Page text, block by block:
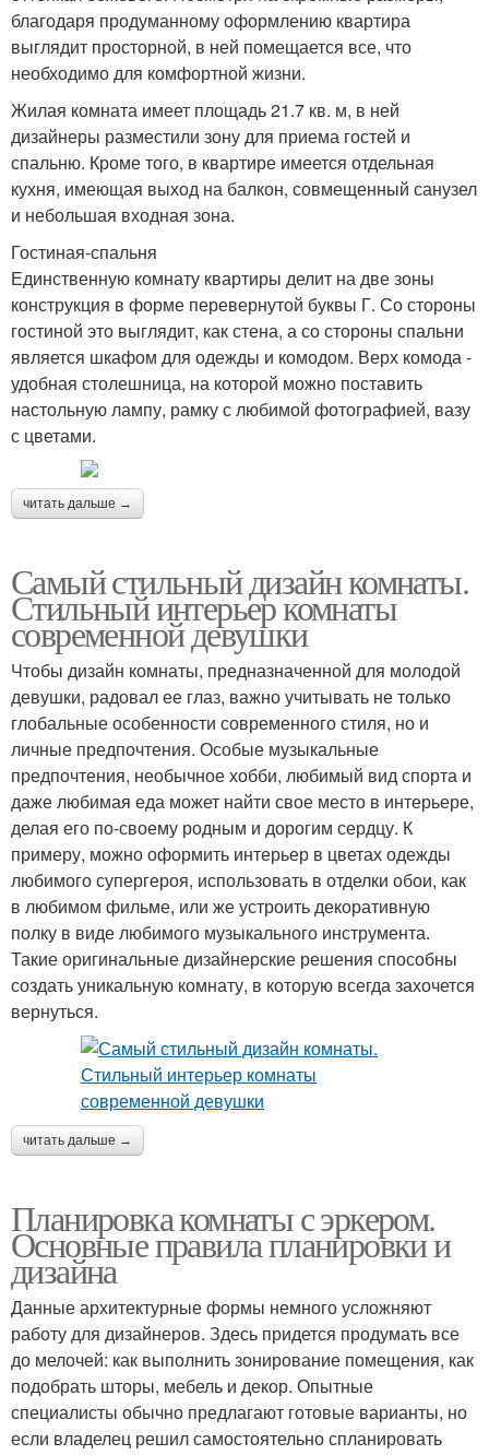
благодаря продуманному оформлению квартира
выглядит просторной, в ней помещается все, что
необходимо для комфортной жизни.
Жилая комната имеет площадь 21.7 кв. м, в ней
дизайнеры разместили зону для приема гостей и
спальню. Кроме того, в квартире имеется отдельная
кухня, имеющая выход на балкон, совмещенный санузел
и небольшая входная зона.
Гостиная-спальня
Единственную комнату квартиры делит на две зоны
конструкция в форме перевернутой буквы Г. Со стороны
гостиной это выглядит, как стена, а со стороны спальни
является шкафом для одежды и комодом. Верх комода -
удобная столешница, на которой можно поставить
настольную лампу, рамку с любимой фотографией, вазу
с цветами.
читать дальше →
Самый стильный дизайн комнаты.
Стильный интерьер комнаты
современной девушки
Чтобы дизайн комнаты, предназначенной для молодой
девушки, радовал ее глаз, важно учитывать не только
глобальные особенности современного стиля, но и
личные предпочтения. Особые музыкальные
предпочтения, необычное хобби, любимый вид спорта и
даже любимая еда может найти свое место в интерьере,
делая его по-своему родным и дорогим сердцу. К
примеру, можно оформить интерьер в цветах одежды
любимого супергероя, использовать в отделки обои, как
в любимом фильме, или же устроить декоративную
полку в виде любимого музыкального инструмента.
Такие оригинальные дизайнерские решения способны
создать уникальную комнату, в которую всегда захочется
вернуться.
читать дальше →
Планировка комнаты с эркером.
Основные правила планировки и
дизайна
Данные архитектурные формы немного усложняют
работу для дизайнеров. Здесь придется продумать все
до мелочей: как выполнить зонирование помещения, как
подобрать шторы, мебель и декор. Опытные
специалисты обычно предлагают готовые варианты, но
если владелец решил самостоятельно спланировать